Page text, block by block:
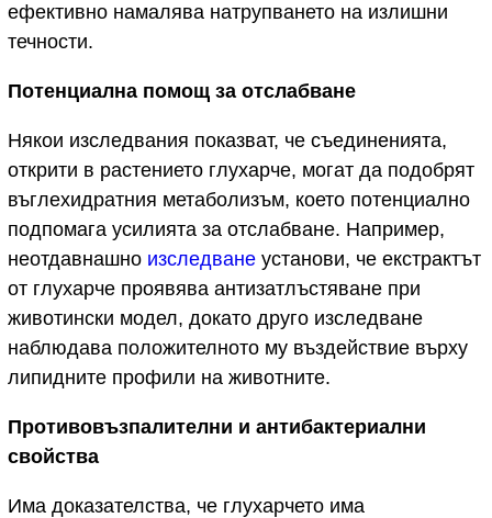
ефективно намалява натрупването на излишни
течности.
Потенциална помощ за отслабване
Някои изследвания показват, че съединенията,
открити в растението глухарче, могат да подобрят
въглехидратния метаболизъм, което потенциално
подпомага усилията за отслабване. Например,
неотдавнашно изследване установи, че екстрактът
от глухарче проявява антизатлъстяване при
животински модел, докато друго изследване
наблюдава положителното му въздействие върху
липидните профили на животните.
Противовъзпалителни и антибактериални
свойства
Има доказателства, че глухарчето има